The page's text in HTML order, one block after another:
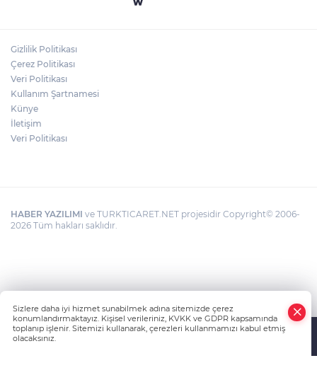
HAMİLELER DENİZE VEYA HAVUZA
Gizlilik Politikası
Çerez Politikası
Veri Politikası
Kullanım Şartnamesi
Künye
İletişim
Veri Politikası
HABER YAZILIMI ve TURKTICARET.NET projesidir Copyright© 2006-
2026 Tüm hakları saklıdır.
Sizlere daha iyi hizmet sunabilmek adına sitemizde çerez
konumlandırmaktayız. Kişisel verileriniz, KVKK ve GDPR kapsamında
toplanıp işlenir. Sitemizi kullanarak, çerezleri kullanmamızı kabul etmiş
olacaksınız.